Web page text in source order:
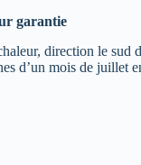
garantie
direction le
d’un mois de